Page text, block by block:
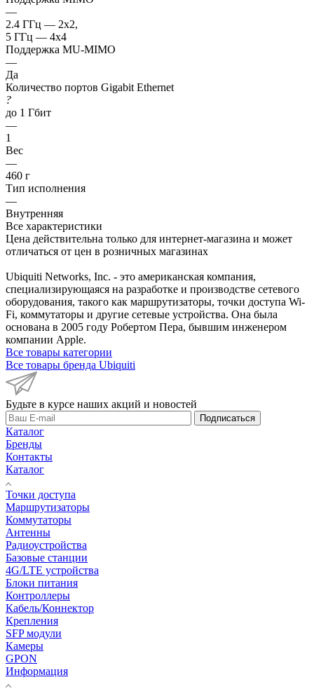
—
2.4 ГГц — 2x2,
5 ГГц — 4x4
Поддержка MU-MIMO
—
Да
Количество портов Gigabit Ethernet
?
до 1 Гбит
—
1
Вес
—
460 г
Тип исполнения
—
Внутренняя
Все характеристики
Цена действительна только для интернет-магазина и может
отличаться от цен в розничных магазинах
Ubiquiti Networks, Inc. - это американская компания,
специализирующаяся на разработке и производстве сетевого
оборудования, такого как маршрутизаторы, точки доступа Wi-
Fi, коммутаторы и другие сетевые устройства. Она была
основана в 2005 году Робертом Пера, бывшим инженером
компании Apple.
Все товары категории
Все товары бренда Ubiquiti
Будьте в курсе наших акций и новостей
Подписаться
Каталог
Бренды
Контакты
Каталог
Точки доступа
Маршрутизаторы
Коммутаторы
Антенны
Радиоустройства
Базовые станции
4G/LTE устройства
Блоки питания
Контроллеры
Кабель/Коннектор
Крепления
SFP модули
Камеры
GPON
Информация